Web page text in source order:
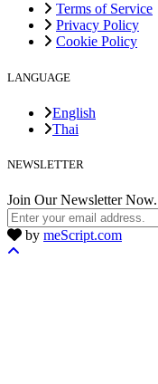
Terms of Service
Privacy Policy
Cookie Policy
LANGUAGE
English
Thai
NEWSLETTER
Join Our Newsletter Now.
by meScript.com